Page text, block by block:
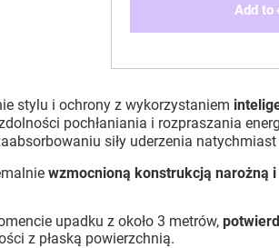
Add to
stylu i ochrony z wykorzystaniem
pochłaniania i rozpraszania
siły uderzenia
wzmocnioną konstrukcją narożną
upadku z około 3 metrów,
z płaską powierzchnią.